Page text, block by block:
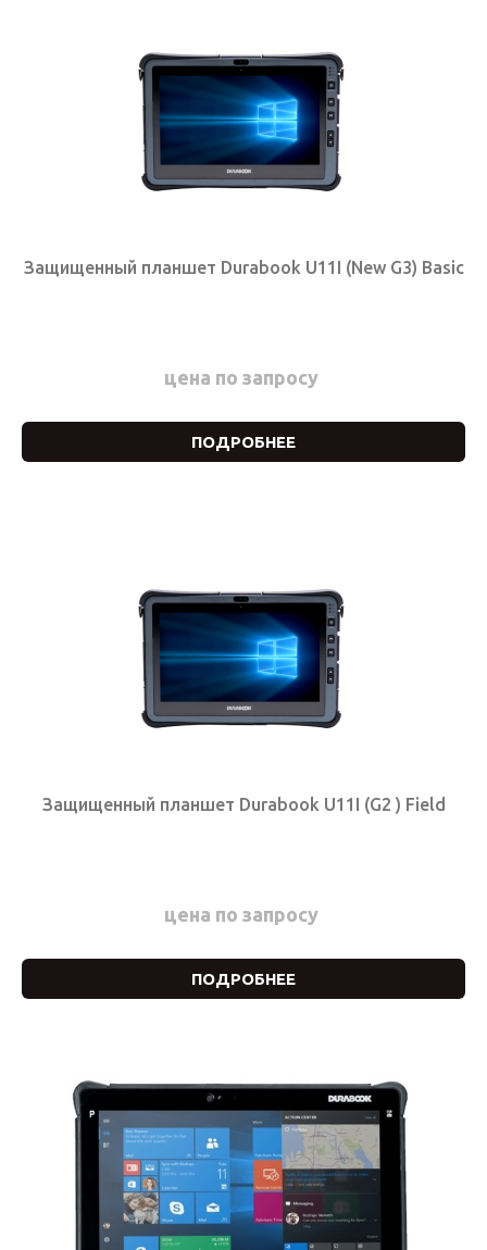
Защищенный планшет Durabook U11I (New G3) Basic
цена по запросу
ПОДРОБНЕЕ
Защищенный планшет Durabook U11I (G2 ) Field
цена по запросу
ПОДРОБНЕЕ